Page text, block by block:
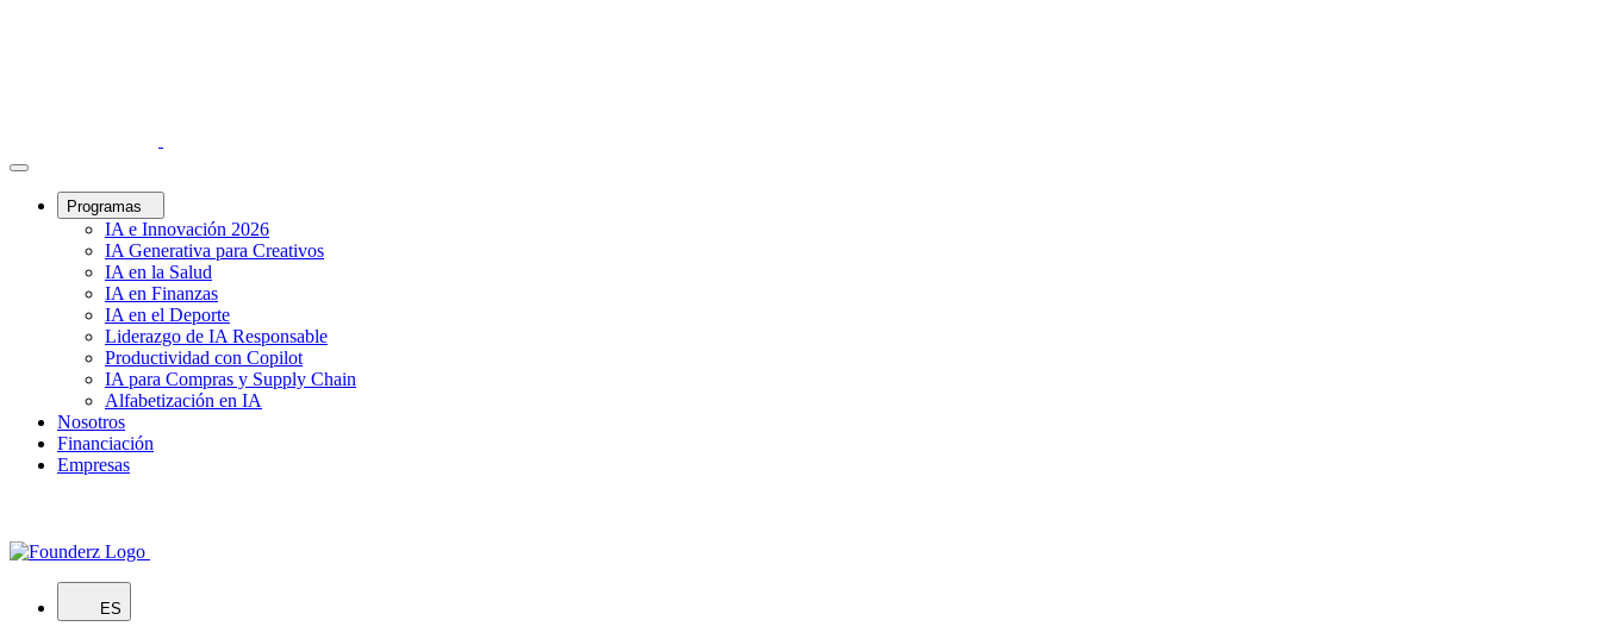
Programas
IA e Innovación 2026
IA Generativa para Creativos
IA en la Salud
IA en Finanzas
IA en el Deporte
Liderazgo de IA Responsable
Productividad con Copilot
IA para Compras y Supply Chain
Alfabetización en IA
Nosotros
Financiación
Empresas
ES